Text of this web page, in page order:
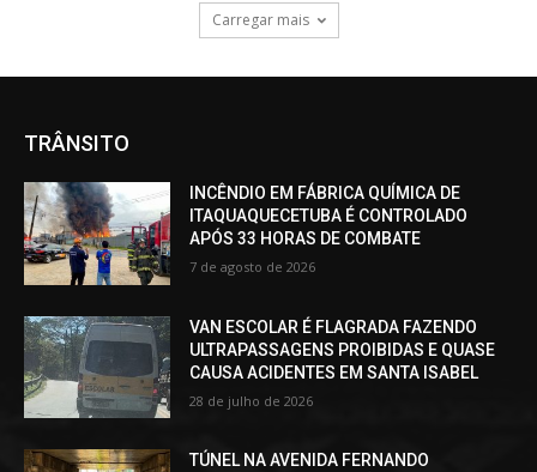
Carregar mais
TRÂNSITO
INCÊNDIO EM FÁBRICA QUÍMICA DE
ITAQUAQUECETUBA É CONTROLADO
APÓS 33 HORAS DE COMBATE
7 de agosto de 2026
VAN ESCOLAR É FLAGRADA FAZENDO
ULTRAPASSAGENS PROIBIDAS E QUASE
CAUSA ACIDENTES EM SANTA ISABEL
28 de julho de 2026
TÚNEL NA AVENIDA FERNANDO